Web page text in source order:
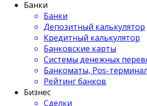
Банки
Банки
Депозитный калькулятор
Кредитный калькулятор
Банковские карты
Системы денежных
Банкоматы, Pos-
Рейтинг банков
Бизнес
Сделки